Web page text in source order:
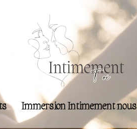
Immersion Intimement nous